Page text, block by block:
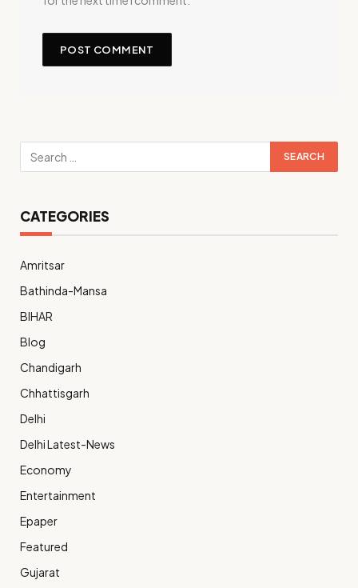
CATEGORIES
Amritsar
Bathinda-Mansa
BIHAR
Blog
Chandigarh
Chhattisgarh
Delhi
Delhi Latest-News
Economy
Entertainment
Epaper
Featured
Gujarat